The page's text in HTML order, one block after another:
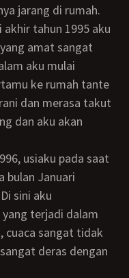
jarang di rumah.
amat sangat
aku mulai
ke rumah tante
dan merasa takut
dan aku akan
bulan Januari
sini aku
terjadi dalam
cuaca sangat tidak
deras dengan